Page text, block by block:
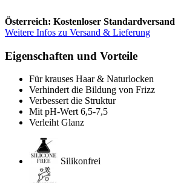
Österreich: Kostenloser Standardversand
Weitere Infos zu Versand & Lieferung
Eigenschaften und Vorteile
Für krauses Haar & Naturlocken
Verhindert die Bildung von Frizz
Verbessert die Struktur
Mit pH-Wert 6,5-7,5
Verleiht Glanz
Silikonfrei